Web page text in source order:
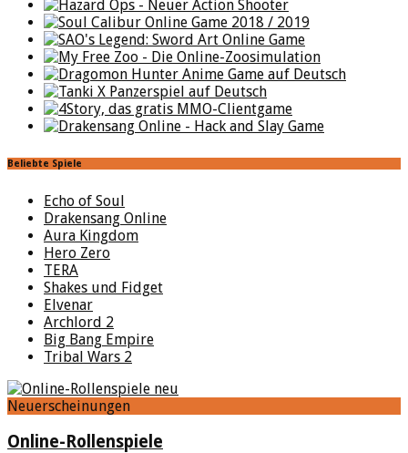
Beliebte Spiele
Echo of Soul
Drakensang Online
Aura Kingdom
Hero Zero
TERA
Shakes und Fidget
Elvenar
Archlord 2
Big Bang Empire
Tribal Wars 2
Neuerscheinungen
Online-Rollenspiele